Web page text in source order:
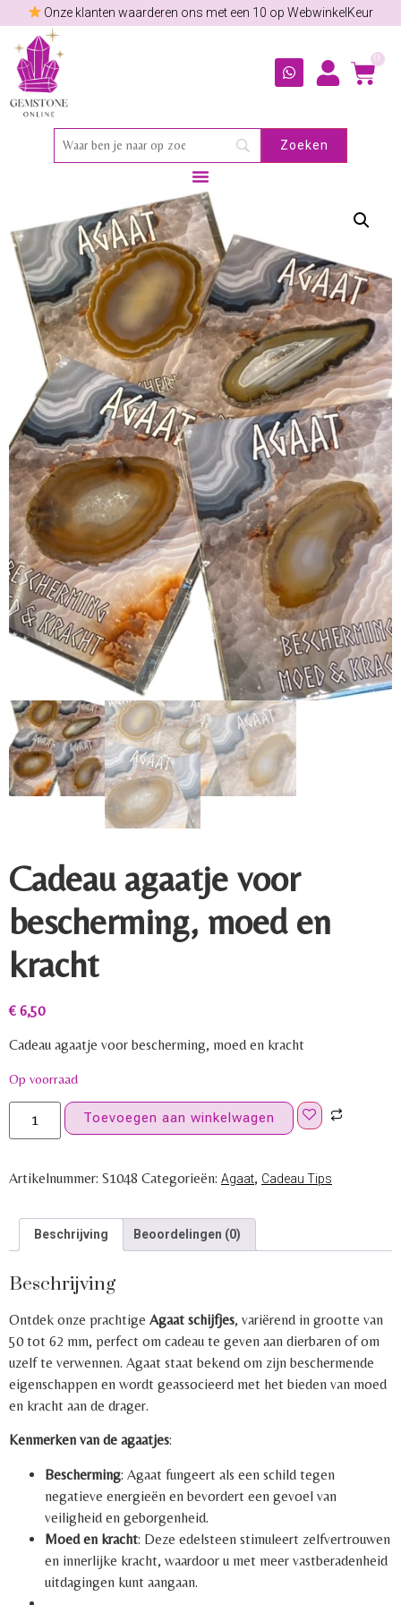
Onze klanten waarderen ons met een 10 op WebwinkelKeur
0
Cadeau agaatje voor
bescherming, moed en
kracht
€ 6,50
Cadeau agaatje voor bescherming, moed en kracht
Op voorraad
Toevoegen aan winkelwagen
Artikelnummer: S1048 Categorieën: Agaat, Cadeau Tips
Beschrijving Beoordelingen (0)
Beschrijving
Ontdek onze prachtige Agaat schijfjes, variërend in grootte van
50 tot 62 mm, perfect om cadeau te geven aan dierbaren of om
uzelf te verwennen. Agaat staat bekend om zijn beschermende
eigenschappen en wordt geassocieerd met het bieden van moed
en kracht aan de drager.
Kenmerken van de agaatjes:
Bescherming: Agaat fungeert als een schild tegen
negatieve energieën en bevordert een gevoel van
veiligheid en geborgenheid.
Moed en kracht: Deze edelsteen stimuleert zelfvertrouwen
en innerlijke kracht, waardoor u met meer vastberadenheid
uitdagingen kunt aangaan.